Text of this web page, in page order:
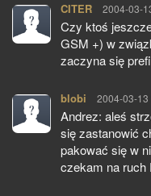
CITER pisze:
2004-03-
Czy ktoś
GSM +) w
zaczyna się
blobi pisze:
2004-03-13
Andrez: aleś
się zastanowić
pakować się w
czekam na ruch